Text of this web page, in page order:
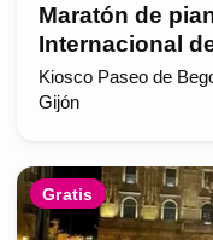
Maratón de
Internacional
Kiosco Paseo de
Gijón
Gratis